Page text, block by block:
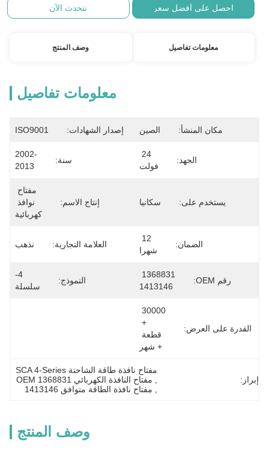
احصل على أفضل سعر نتحدث الآن
معلومات تفاصيل وصف المنتج
معلومات تفاصيل
مكان المنشأ: الصين إصدار الشهادات: ISO9001
الجهد:
فولت
سنة:
2002-
2013
يستخدم على: سكانيا إنتاج الاسم:
كهربائية
الضمان:
شهرا
العلامة التجارية: نذهب
رقم OEM:
1413146
النموذج:
4-
سلسلة
القدرة على العرض:
+ شهر
إبراز:
مفتاح نافذة طاقة الشاحنة SCA 4-Series
مفتاح النافذة الكهربائي OEM 1368831
مفتاح نافذة الطاقة متوافق 1413146
وصف المنتج